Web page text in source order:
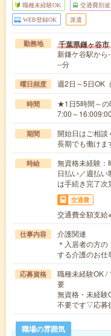
職種未経験OK 交通費別途
WEB登録OK 派遣
勤務地 千葉県鎌ヶ谷市
新鎌ケ谷駅から
--分
曜日頻度 週2日～5日OK
時間
★1日5時間～の
7:00～
期間
開始日はご相
長期でも働けま
時給
無資格未経験
日払い／週払
は手続き完了次
交通費
交通費全額支給
仕事内容
介護関連
＊入居者の方
する介護のお
応募資格
職種未経験OK /
要
無資格・未経
不要です▽応募
職場の雰囲気